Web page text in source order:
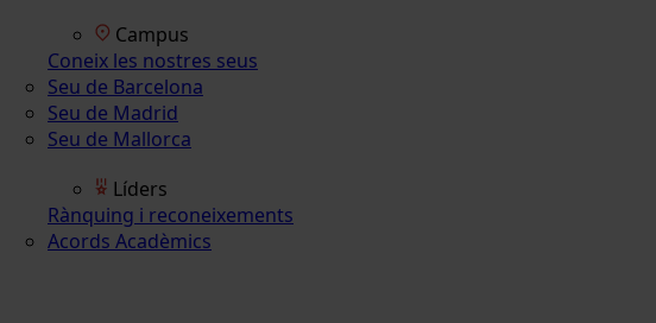
Campus
Coneix les nostres seus
Seu de Barcelona
Seu de Madrid
Seu de Mallorca
Líders
Rànquing i reconeixements
Acords Acadèmics